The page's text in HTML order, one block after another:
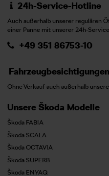
24h-Service-Hotline
Auch außerhalb unserer regulären
einer Panne mit unserer 24h-
+49 351 86753-10
Ohne Verkauf auch außerhalb
Unsere Škoda Modelle
Škoda FABIA
Škoda SCALA
Škoda OCTAVIA
Škoda SUPERB
Škoda ENYAQ